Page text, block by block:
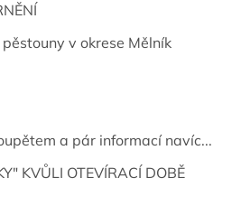
v okrese Mělník
a pár informací navíc...
KVŮLI OTEVÍRACÍ DOBĚ